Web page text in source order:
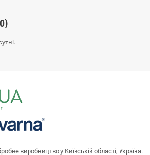
виробництво у Київській області, Україна.